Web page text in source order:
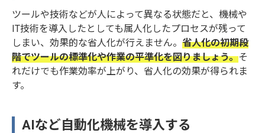
ツールや技術などが人によって異なる状態だと、機械や
IT技術を導入したとしても属人化したプロセスが残って
しまい、効果的な省人化が行えません。 省人化の初期段
階でツールの標準化や作業の平準化を図りましょう。そ
れだけでも作業効率が上がり、省人化の効果が得られま
す。
AIなど自動化機械を導入する